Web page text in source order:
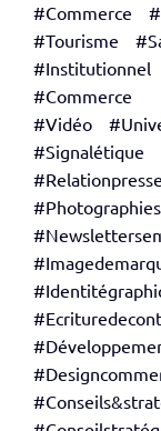
#Commerce
#Tourisme
#Institutionnel
#Commerce
#Vidéo
#Signalétique
#Photographies